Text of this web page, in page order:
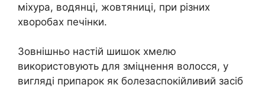
міхура, водянці, жовтяниці, при різних
хворобах печінки.
Зовнішньо настій шишок хмелю
використовують для зміцнення волосся, у
вигляді припарок як болезаспокійливий засіб